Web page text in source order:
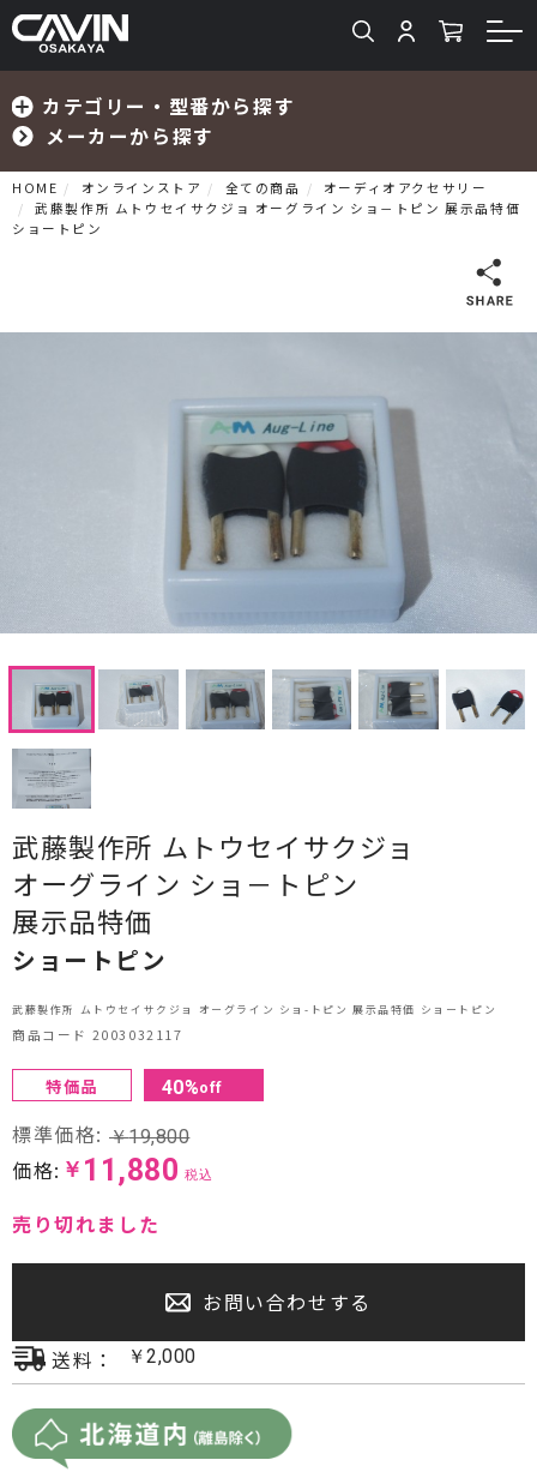
カテゴリー・型番から探す
メーカーから探す
検索
CDプレーヤー・レシーバー
ネットワークプレーヤー・D/Aコンバーター
レコードプレーヤー
フォノイコライザー・MCトランス
スピーカー
オーディオアクセサリー
ヘッドフォン・イヤホン
オーディオその他
プロジェクター・スクリーン
サウンドバー・アンプ内蔵型スピーカー
センタースピーカー・サブウーファー
HOME オンラインストア 全ての商品
オーディオアクセサリー
武藤製作所 ムトウセイサクジョ オーグライン ショ－トピン 展示品特価
ショートピン
武藤製作所 ムトウセイサクジョ
オーグライン ショ－トピン
展示品特価
ショートピン
武藤製作所 ムトウセイサクジョ オーグライン ショ-トピン 展示品特価 ショートピン
商品コード 2003032117
特価品 40%off
標準価格: ￥19,800
価格: ￥ 11,880 税込
売り切れました
お問い合わせする
送料：
￥2,000